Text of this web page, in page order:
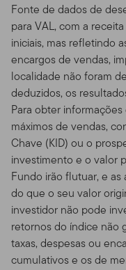
Fonte de dados de
para VAL, com a
iniciais, mas refletindo
encargos de vendas,
localidade não foram
deduzidos, os
Para obter
máximos de vendas,
Chave (KID) ou o
investimento e o valor
Fundo irão flutuar, e
do que o seu valor
investidor não pode
retornos do índice não
taxas, despesas ou
cumulativos e os de
cotas dos Fundos e
existir, pode subir ou
garante resultados
de investimento não
garantidas por
riscos que incluem a
investida.
Riscos de
a certos riscos. De
oferecem potencial
acompanhados de
outros títulos que
em uma corporação
performance que
prazo, mas tendem